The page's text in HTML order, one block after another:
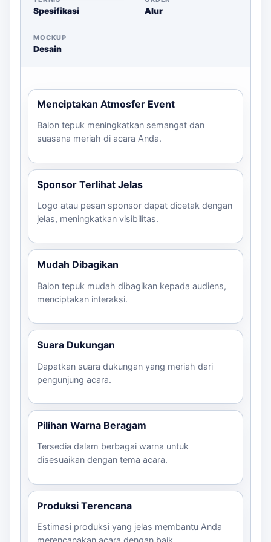
Jumlah peserta yang diharapkan
Warna yang diinginkan
Deadline pengiriman
Alamat pengiriman
Dengan memperhatikan semua faktor ini, Anda akan
mendapatkan balon tepuk yang sesuai dengan harapan
lanjut atau untuk melakukan pemesanan, jangan ragu
untukmenghubungi kamimelalui WhatsApp.
Spesifikasi Alur
MOCKUP
Desain
Menciptakan Atmosfer Event
Balon tepuk meningkatkan semangat dan
suasana meriah di acara Anda.
Sponsor Terlihat Jelas
Logo atau pesan sponsor dapat dicetak dengan
jelas, meningkatkan visibilitas.
Mudah Dibagikan
Balon tepuk mudah dibagikan kepada audiens,
menciptakan interaksi.
Suara Dukungan
Dapatkan suara dukungan yang meriah dari
pengunjung acara.
Pilihan Warna Beragam
Tersedia dalam berbagai warna untuk
disesuaikan dengan tema acara.
Produksi Terencana
Estimasi produksi yang jelas membantu Anda